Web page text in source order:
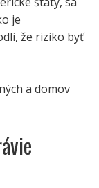
je
že riziko byť
a domov